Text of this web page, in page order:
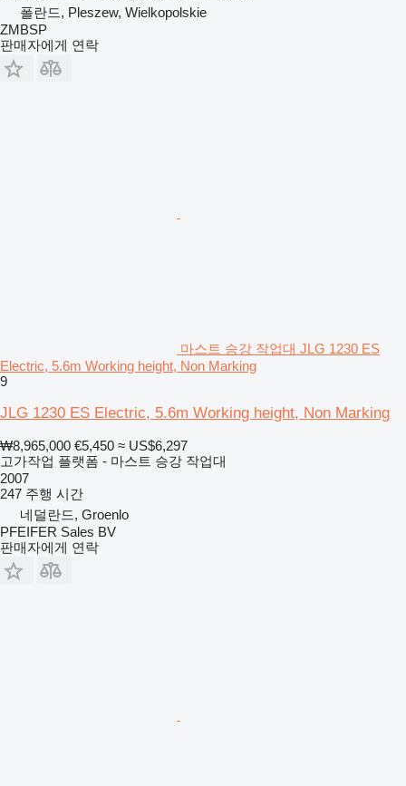
폴란드, Pleszew, Wielkopolskie
ZMBSP
판매자에게 연락
마스트 승강 작업대 JLG 1230 ES
Electric, 5.6m Working height, Non Marking
9
JLG 1230 ES Electric, 5.6m Working height, Non Marking
₩8,965,000 €5,450 ≈ US$6,297
고가작업 플랫폼 - 마스트 승강 작업대
2007
247 주행 시간
네덜란드, Groenlo
PFEIFER Sales BV
판매자에게 연락